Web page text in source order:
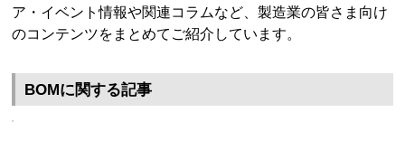
ア・イベント情報や関連コラムなど、製造業の皆さま向け
のコンテンツをまとめてご紹介しています。
BOMに関する記事